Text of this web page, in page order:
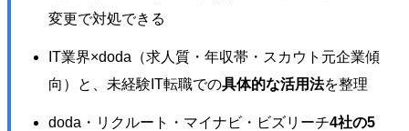
変更で対処できる
IT業界×doda（求人質・年収帯・スカウト元企業傾
向）と、未経験IT転職での具体的な活用法を整理
doda・リクルート・マイナビ・ビズリーチ4社の5